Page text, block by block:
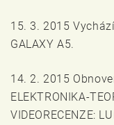
15. 3. 2015 Vychází
GALAXY A5.
14. 2. 2015
ELEKTRONIKA-
VIDEORECENZE: